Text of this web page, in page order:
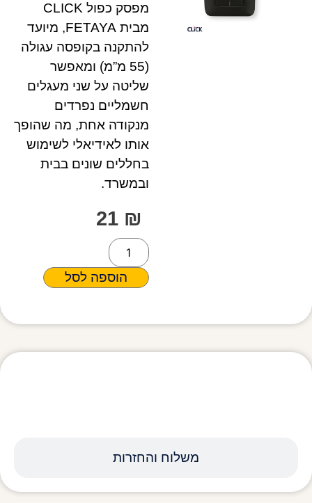
מפסק כפול CLICK
מבית FETAYA, מיועד
להתקנה בקופסה עגולה
(55 מ”מ) ומאפשר
שליטה על שני מעגלים
חשמליים נפרדים
מנקודה אחת, מה שהופך
אותו לאידיאלי לשימוש
בחללים שונים בבית
ובמשרד.
21 ₪
הוספה לסל
משלוח והחזרות